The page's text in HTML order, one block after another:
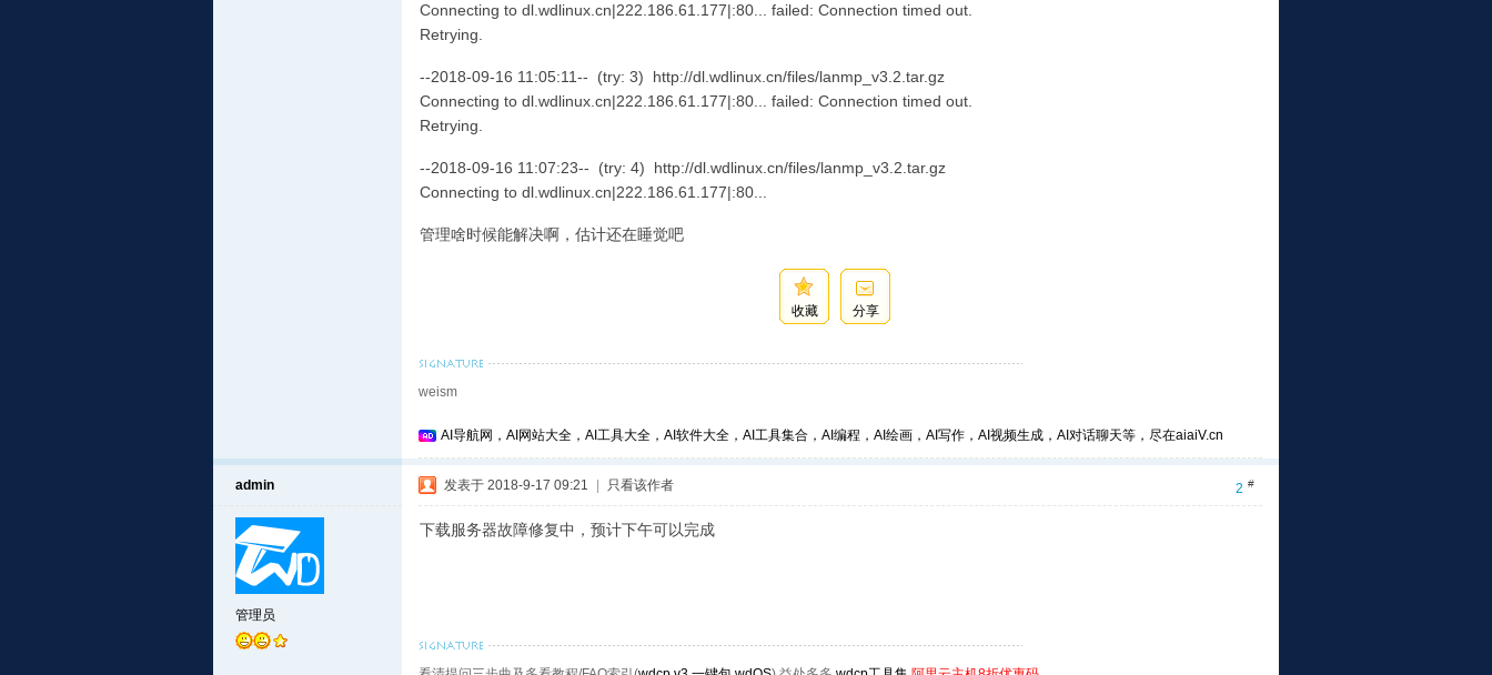
Connecting to dl.wdlinux.cn|222.186.61.177|:80... failed: Connection timed out.
Retrying.
--2018-09-16 11:05:11-- (try: 3) http://dl.wdlinux.cn/files/lanmp_v3.2.tar.gz
Connecting to dl.wdlinux.cn|222.186.61.177|:80... failed: Connection timed out.
Retrying.
--2018-09-16 11:07:23-- (try: 4) http://dl.wdlinux.cn/files/lanmp_v3.2.tar.gz
Connecting to dl.wdlinux.cn|222.186.61.177|:80...
管理啥时候能解决啊，估计还在睡觉吧
收藏 分享
weism
AI导航网，AI网站大全，AI工具大全，AI软件大全，AI工具集合，AI编程，AI绘画，AI写作，AI视频生成，AI对话聊天等，尽在aiaiV.cn
admin
管理员
2 #
发表于 2018-9-17 09:21 只看该作者
下载服务器故障修复中，预计下午可以完成